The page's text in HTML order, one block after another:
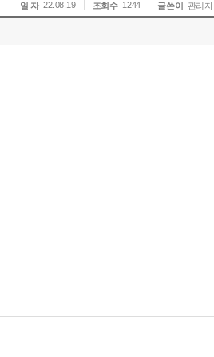
일 자 22.08.19 조회수 1244 글쓴이 관리자